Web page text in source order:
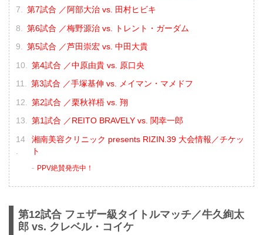
第7試合 ／阿部大治 vs. 田村ヒビキ
第6試合 ／梅野源治 vs. トレント・ガーダム
第5試合 ／芦田崇宏 vs. 中田大貴
第4試合 ／中原由貴 vs. 原口央
第3試合 ／手塚基伸 vs. メイマン・マメドフ
第2試合 ／栗秋祥梧 vs. 翔
第1試合 ／REITO BRAVELY vs. 関幸一郎
湘南美容クリニック presents RIZIN.39 大会情報／チケッ
ト
PPV絶賛発売中！
第12試合 フェザー級タイトルマッチ／牛久絢太
郎 vs. クレベル・コイケ